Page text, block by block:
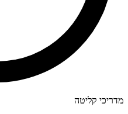
מדריכי קליטה